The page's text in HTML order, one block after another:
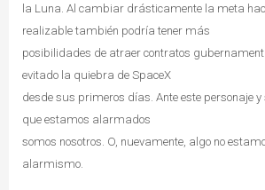
la Luna. Al cambiar drásticamente la meta
realizable también podría tener más
posibilidades de atraer contratos
evitado la quiebra de SpaceX
desde sus primeros días. Ante este personaje y
que estamos alarmados
somos nosotros. O, nuevamente, algo no
alarmismo.